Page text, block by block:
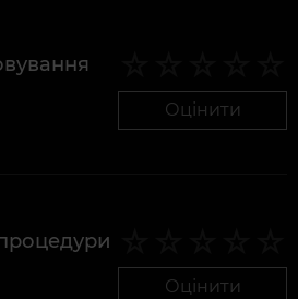
Оцінити
Оцінити